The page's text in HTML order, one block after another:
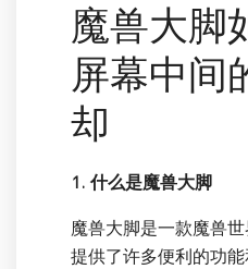
魔兽大脚
屏幕中间
却
1. 什么是魔兽大脚
魔兽大脚是一款魔兽
提供了许多便利的功